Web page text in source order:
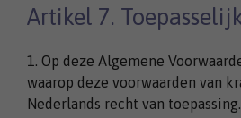
Artikel 7.
1. Op deze Algemene
waarop deze voorwaarden van
Nederlands recht van toepassing.